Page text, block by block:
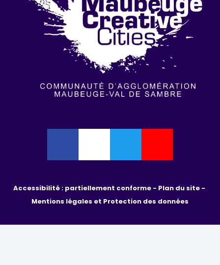
Accessibilité : partiellement conforme -
Mentions légales et Protection des données